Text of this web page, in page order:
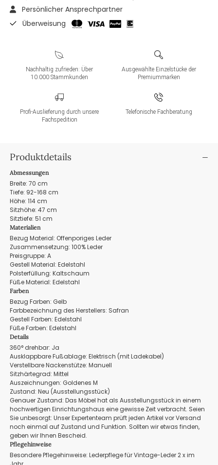
Persönlicher Ansprechpartner
Überweisung
Nachhaltig zufrieden: Über
10.000 Stammkunden
Ausgewählte Einzelstücke der
Premiummarken
Profi-Auslieferung durch unsere
Fachspedition
Telefonische Fachberatung
Produktdetails
Abmessungen
Breite: 70 cm
Tiefe: 92-168 cm
Höhe: 114 cm
Sitzhöhe: 47 cm
Sitztiefe: 51 cm
Materialien
Bezug Material: Offenporiges Leder
Zusammensetzung: 100% Leder
Preisgruppe: A
Gestell Material: Edelstahl
Polsterfüllung: Kaltschaum
Füße Material: Edelstahl
Farben
Bezug Farben: Gelb
Farbbezeichnung des Herstellers: Safran
Gestell Farben: Edelstahl
Füße Farben: Edelstahl
Details
360° drehbar: Ja
Ausklappbare Fußablage: Elektrisch (mit Ladekabel)
Verstellbare Nackenstütze: Manuell
Sitzhärtegrad: Mittel
Auszeichnungen: Goldenes M
Zustand: Neu (Ausstellungsstück)
Genauer Zustand: Das Möbel hat als Ausstellungsstück in einem
hochwertigen Einrichtungshaus eine gewisse Zeit verbracht. Seien
Sie unbesorgt: Unser Expertenteam prüft jeden Artikel vor Versand
noch einmal auf Zustand und Funktion. Sollten wir etwas finden,
geben wir Ihnen Bescheid.
Pflegehinweise
Besondere Pflegehinweise: Lederpflege für Vintage-Leder 2 x im